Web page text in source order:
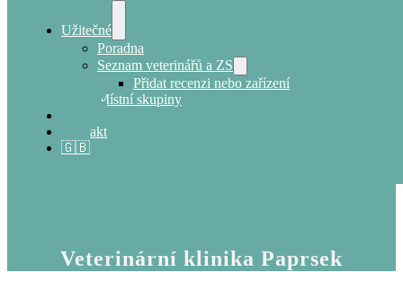
Užitečné
Poradna
Seznam veterinářů a ZS
Přidat recenzi nebo zařízení
Místní skupiny
Kontakt
🇬🇧
Veterinární klinika Paprsek